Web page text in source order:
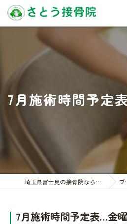
7月施術時間予定
埼玉県富士見の接骨院ならさとう接骨院 ブログ
7月施術時間予定表…金